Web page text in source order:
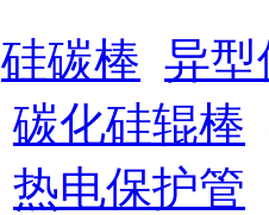
硅碳棒 异型
碳化硅辊棒
热电保护管